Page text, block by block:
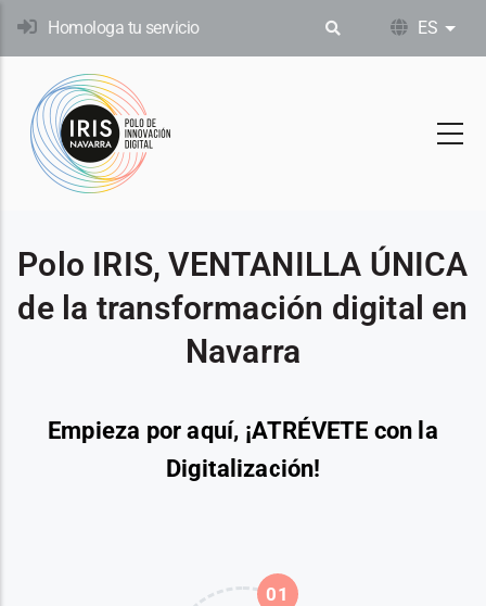
Pasar
contenido
principal
Homologa tu servicio ES
Polo IRIS, VENTANILLA ÚNICA
de la transformación digital en
Navarra
Empieza por aquí, ¡ATRÉVETE con la
Digitalización!
01